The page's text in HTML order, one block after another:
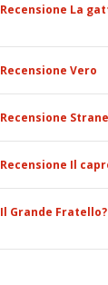
Recensione La
Recensione Vero
Recensione
Recensione Il
Il Grande